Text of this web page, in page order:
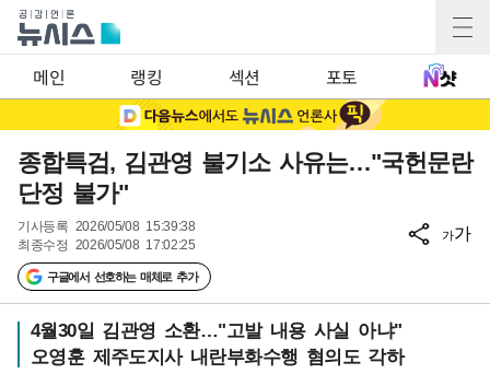
메인 랭킹 섹션 포토
종합특검, 김관영 불기소 사유는…"국헌문란
단정 불가"
기사등록 2026/05/08 15:39:38
최종수정 2026/05/08 17:02:25
구글에서 선호하는 매체로 추가
가가
4월30일 김관영 소환…"고발 내용 사실 아냐"
오영훈 제주도지사 내란부화수행 혐의도 각하